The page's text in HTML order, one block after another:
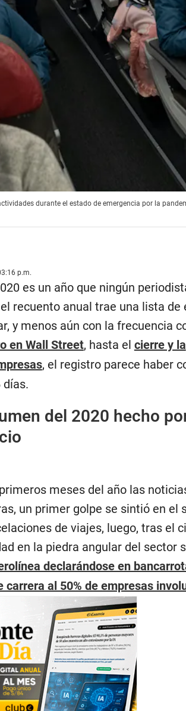
durante el estado de emergencia por la
p.m.
es un año que ningún
recuento anual trae una lista de
y menos aún con la frecuencia
en Wall Street, hasta el cierre y la
, el registro parece haber
días.
del 2020 hecho
meses del año las
un primer golpe se sintió en el
de viajes, luego, tras el
en la piedra angular del sector
declarándose en
carrera al 50% de empresas